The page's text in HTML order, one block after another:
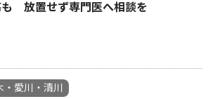
放置せず専門医へ相談を
・愛川・清川